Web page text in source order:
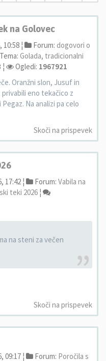
na Golovec
10:58 ¦ Forum: dogovori o
Tema: Golada, tradicionalni
¦ Ogledi: 1967921
Oranžni slon, Jusuf in
eno tekačico z
Na analizi pa celo
Skoči na prispevek
17:42 ¦ Forum: Vabila na
teki 2026 ¦
na steni za večen
Skoči na prispevek
09:17 ¦ Forum: Poročila s